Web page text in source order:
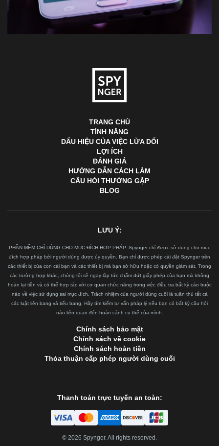
TRANG CHỦ
TÍNH NĂNG
DẤU HIỆU CỦA VIỆC LỪA DỐI
LỢI ÍCH
ĐÁNH GIÁ
HƯỚNG DẪN CÁCH LÀM
CÂU HỎI THƯỜNG GẶP
BLOG
LƯU Ý:
PHẦN MỀM CHỈ DÙNG CHO MỤC ĐÍCH HỢP PHÁP. Spynger chỉ được sử dụng cho mục
đích hợp pháp bởi người dùng được ủy quyền. Bạn chỉ được phép cài đặt Spynger trên
các thiết bị của con cái bạn và các thiết bị mà bạn sở hữu hoặc có quyền giám sát. Trong
các trường hợp khác, chúng tôi sẽ ngay lập tức chấm dứt giấy phép của bạn mà không
hoàn lại tiền và có thể hợp tác với cơ quan chức năng trong việc điều tra bất kỳ cáo buộc
nào về việc sử dụng sai mục đích. Trách nhiệm của người dùng cuối là tuân thủ tất cả
các luật liên bang và tiểu bang. Hãy tìm kiếm tư vấn pháp lý nếu bạn có bất kỳ câu hỏi
nào liên quan đến hoàn cảnh cụ thể của mình.
Chính sách bảo mật
Chính sách về cookie
Chính sách hoàn tiền
Thỏa thuận cấp phép người dùng cuối
Thanh toán trực tuyến an toàn:
© 2026 Spynger. All rights reserved.